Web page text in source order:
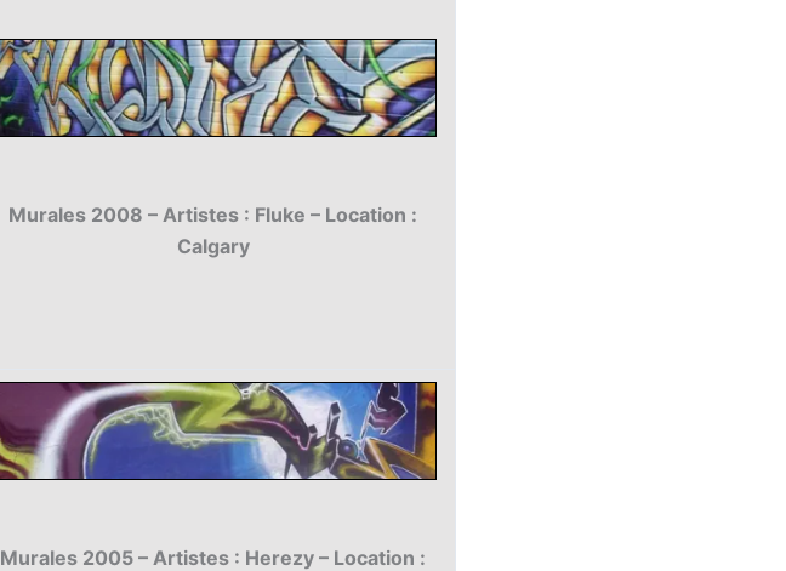
Murales 2008 – Artistes : Fluke – Location :
Calgary
Murales 2005 – Artistes : Herezy – Location :